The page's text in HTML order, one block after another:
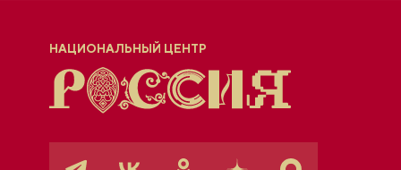
НАЦИОНАЛЬНЫЙ ЦЕНТР